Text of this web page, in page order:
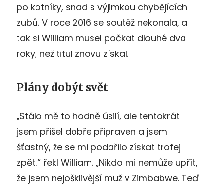
po kotníky, snad s výjimkou chybějících
zubů. V roce 2016 se soutěž nekonala, a
tak si William musel počkat dlouhé dva
roky, než titul znovu získal.
Plány dobýt svět
„Stálo mě to hodně úsilí, ale tentokrát
jsem přišel dobře připraven a jsem
šťastný, že se mi podařilo získat trofej
zpět,“ řekl William. „Nikdo mi nemůže upřít,
že jsem nejošklivější muž v Zimbabwe. Teď